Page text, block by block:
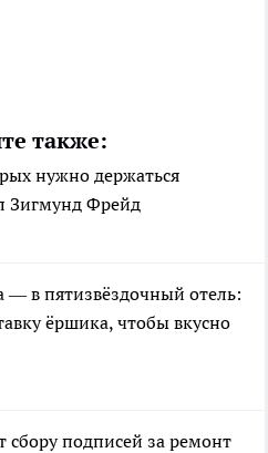
также:
нужно держаться
Зигмунд Фрейд
— в пятизвёздочный отель:
ёршика, чтобы вкусно
подписей за ремонт